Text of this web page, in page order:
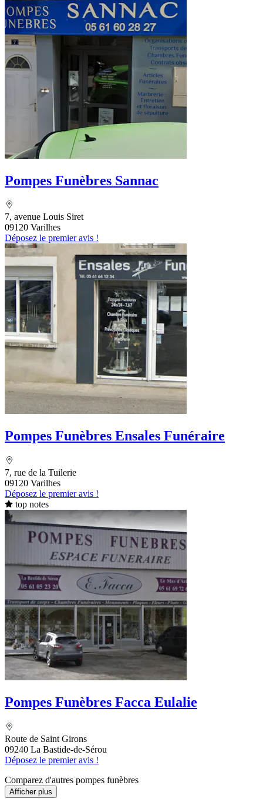
Pompes Funèbres Sannac
7, avenue Louis Siret
09120 Varilhes
Déposez le premier avis !
Pompes Funèbres Ensales Funéraire
7, rue de la Tuilerie
09120 Varilhes
Déposez le premier avis !
top notes
Pompes Funèbres Facca Eulalie
Route de Saint Girons
09240 La Bastide-de-Sérou
Déposez le premier avis !
Comparez d'autres pompes funèbres
Afficher plus